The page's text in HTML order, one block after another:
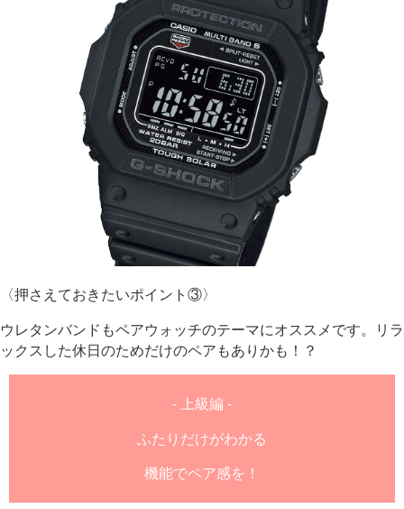
〈押さえておきたいポイント③〉
ウレタンバンドもペアウォッチのテーマにオススメです。リラ
ックスした休日のためだけのペアもありかも！？
- 上級編 -
ふたりだけがわかる
機能でペア感を！